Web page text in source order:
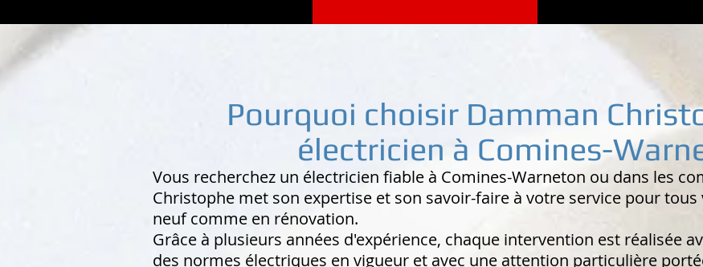
Pourquoi choisir Damman
électricien à Comines-
Vous recherchez un électricien fiable à Comines-Warneton ou dans les
Christophe met son expertise et son savoir-faire à votre service pour
neuf comme en rénovation.
Grâce à plusieurs années d'expérience, chaque intervention est réalisée
des normes électriques en vigueur et avec une attention particulière